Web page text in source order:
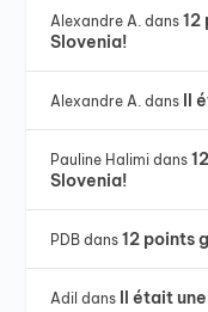
Alexandre A. dans12
Slovenia!
Alexandre A. dans Il
Pauline Halimi dans
Slovenia!
PDB dans12 points
Adil dans Il était